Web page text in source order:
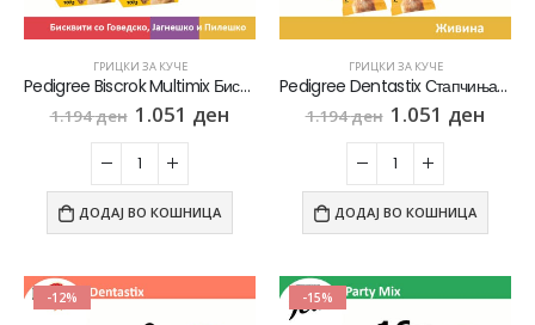
ГРИЦКИ ЗА КУЧЕ
Pedigree Biscrok Multimix Бисквити со вкус на Говедско, Пилешко, Јагнешко [сет 6х Кутија 500гр]
1.194ден 1.051 ден
ДОДАЈ ВО КОШНИЦА
ГРИЦКИ ЗА КУЧЕ
Pedigree Dentastix Стапчиња со вкус на Пилешко [сет 6х Кесичка 270]
1.194ден 1.051 ден
ДОДАЈ ВО КОШНИЦА
-12% -15%